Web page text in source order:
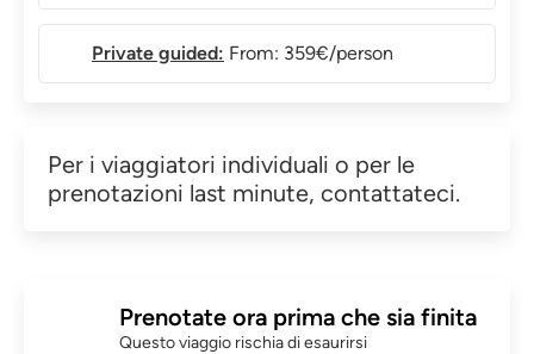
Private guided: From: 359€/person
Per i viaggiatori individuali o per le
prenotazioni last minute, contattateci.
Prenotate ora prima che sia finita
Questo viaggio rischia di esaurirsi